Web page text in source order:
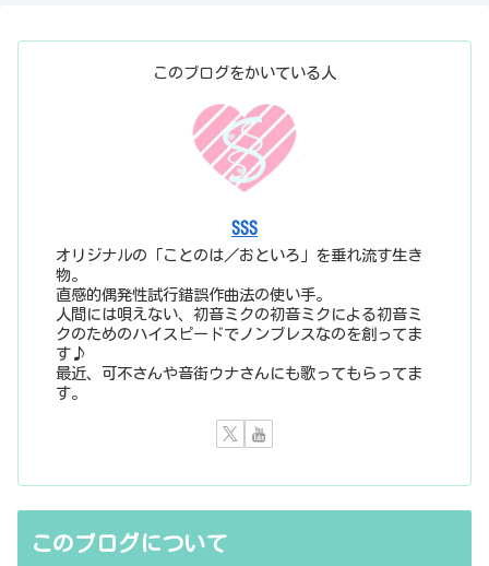
このブログをかいている人
SSS
オリジナルの「ことのは／おといろ」を垂れ流す生き
物。
直感的偶発性試行錯誤作曲法の使い手。
人間には唄えない、初音ミクの初音ミクによる初音ミ
クのためのハイスピードでノンブレスなのを創ってま
す♪
最近、可不さんや音街ウナさんにも歌ってもらってま
す。
このブログについて